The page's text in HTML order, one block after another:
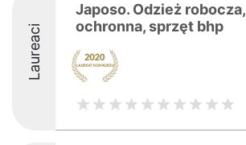
Laureaci
Japoso. Odzież robocza,
ochronna, sprzęt bhp